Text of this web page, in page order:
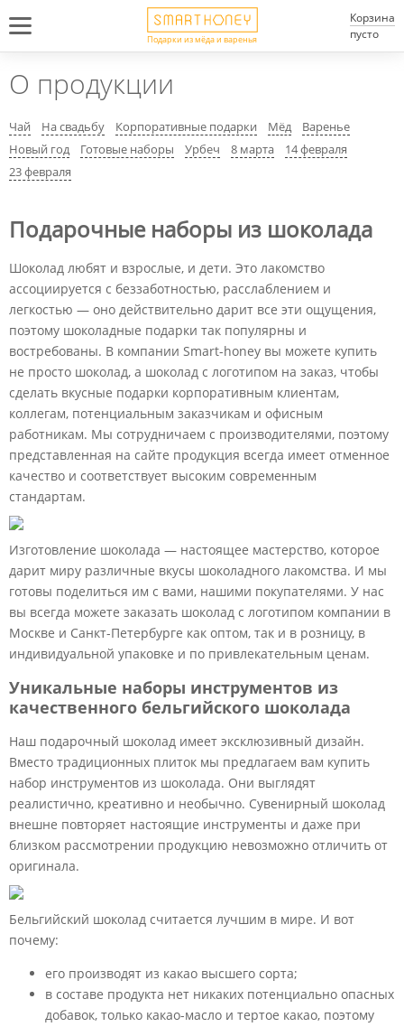
Подарки из мёда и варенья
Корзина
пусто
О продукции
Чай На свадьбу Корпоративные подарки Мёд
Варенье
Новый год
Готовые наборы Урбеч 8 марта
14 февраля
23 февраля
Подарочные наборы из шоколада
Шоколад любят и взрослые, и дети. Это лакомство
ассоциируется с беззаботностью, расслаблением и
легкостью — оно действительно дарит все эти ощущения,
поэтому шоколадные подарки так популярны и
востребованы. В компании Smart-honey вы можете купить
не просто шоколад, а шоколад с логотипом на заказ, чтобы
сделать вкусные подарки корпоративным клиентам,
коллегам, потенциальным заказчикам и офисным
работникам. Мы сотрудничаем с производителями, поэтому
представленная на сайте продукция всегда имеет отменное
качество и соответствует высоким современным
стандартам.
Изготовление шоколада — настоящее мастерство, которое
дарит миру различные вкусы шоколадного лакомства. И мы
готовы поделиться им с вами, нашими покупателями. У нас
вы всегда можете заказать шоколад с логотипом компании в
Москве и Санкт-Петербурге как оптом, так и в розницу, в
индивидуальной упаковке и по привлекательным ценам.
Уникальные наборы инструментов из
качественного бельгийского шоколада
Наш подарочный шоколад имеет эксклюзивный дизайн.
Вместо традиционных плиток мы предлагаем вам купить
набор инструментов из шоколада. Они выглядят
реалистично, креативно и необычно. Сувенирный шоколад
внешне повторяет настоящие инструменты и даже при
близком рассмотрении продукцию невозможно отличить от
оригинала.
Бельгийский шоколад считается лучшим в мире. И вот
почему:
его производят из какао высшего сорта;
в составе продукта нет никаких потенциально опасных
добавок, только какао-масло и тертое какао, поэтому